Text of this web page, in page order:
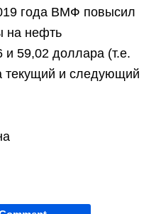
года ВМФ повысил
на нефть
и 59,02 доллара (т.е.
текущий и следующий